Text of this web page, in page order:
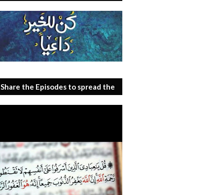
Share the Episodes to spread the
benefit